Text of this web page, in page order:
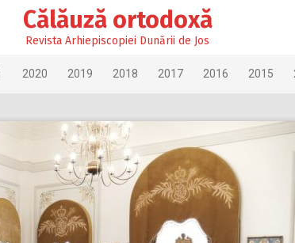
Călăuză ortodoxă
Revista Arhiepiscopiei Dunării de Jos
2020 2019 2018 2017 2016 2015